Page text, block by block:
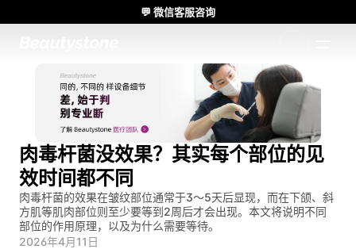
肉毒杆菌没效果？其实每个部位的见
效时间都不同
肉毒杆菌的效果在皱纹部位通常于3～5天后显现，而在下颌、斜
方肌等肌肉部位则至少要等到2周后才会出现。本文将说明不同
部位的作用原理，以及为什么需要等待。
2026年4月11日
💬 微信客服咨询
🌸 Beautystone诊所出席 Meditox 曼谷 Cadaver workshop 🌸